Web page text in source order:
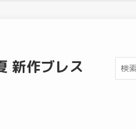
新作ブレス